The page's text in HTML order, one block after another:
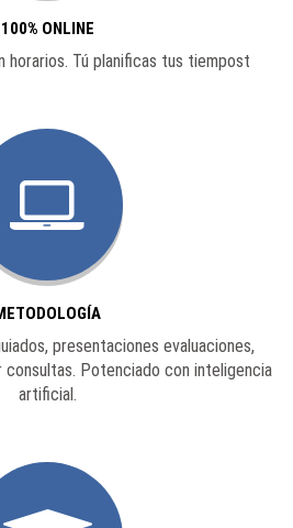
100% ONLINE
horarios. Tú planificas tus tiempost
presentaciones evaluaciones,
consultas. Potenciado con inteligencia
artificial.